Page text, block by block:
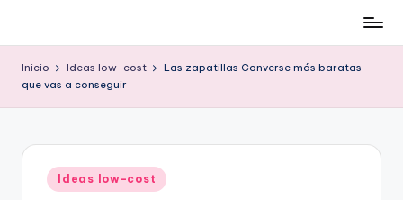
contenido
low-
Inicio Ideas low-cost
Las zapatillas Converse más baratas
que vas a conseguir
Publicado
en
Ideas low-cost